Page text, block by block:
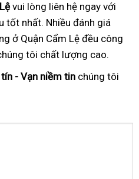
vui lòng liên hệ ngay với
tốt nhất. Nhiều đánh giá
ở Quận Cẩm Lệ đều công
tôi chất lượng cao.
- Vạn niềm tin chúng tôi